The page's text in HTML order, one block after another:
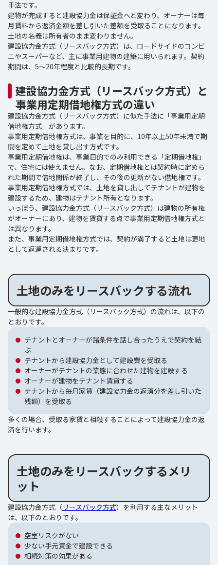
手法です。
建物が完成すると建設協力金は保証金へと変わり、オーナーは毎
月賃料から返済金額を差し引いた差額を受取ることになります。
土地の名義は所有者のまま変わりません。
建設協力金方式（リースバック方式）は、ロードサイドのコンビ
ニやスーパーなど、主に事業用建物の建築に用いられます。契約
期間は、5～20年程度と比較的長期です。
建設協力金方式（リースバック方式）と
事業用定期借地権方式の違い
建設協力金方式（リースバック方式）に似た手法に「事業用定期
借地権方式」があります。
事業用定期借地権方式は、事業を目的に、10年以上50年未満で期
間を定めて土地を貸し出す方式です。
事業用定期借地権は、事業目的でのみ利用できる「定期借地権」
で、住宅には使えません。なお、定期借地権とは契約時に定めら
れた期間で借地関係が終了し、その後の更新がない借地権です。
事業用定期借地権方式では、土地を貸し出してテナントが建物を
建設するため、建物はテナント所有となります。
いっぽう、建設協力金方式（リースバック方式）は建物の所有権
がオーナーにあり、建物を賃貸する点で事業用定期借地権方式と
は異なります。
また、事業用定期借地権方式では、契約が満了すると土地は更地
として返還される決まりです。
土地のみをリースバックする流れ
一般的な建設協力金方式（リースバック方式）の流れは、以下の
とおりです。
テナントとオーナーが諸条件を話し合ったうえで契約を結
ぶ
テナントから建設協力金として建設費を受取る
オーナーがテナントの業態に合わせた建物を建設する
オーナーが建物をテナント賃貸する
テナントから毎月家賃（建設協力金の返済分を差し引いた
残額）を受取る
多くの場合、受取る家賃と相殺することによって建設協力金の返
済を行います。
土地のみをリースバックするメリ
ット
建設協力金方式（リースバック方式）を利用する主なメリット
は、以下のとおりです。
空室リスクがない
少ない手元資金で建設できる
相続対策の効果がある